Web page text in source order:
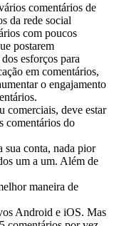
comentários de
da rede social
com poucos
postarem
esforços para
em comentários,
o engajamento
comerciais, deve estar
comentários do
sua conta, nada pior
um a um. Além de
maneira de
Android e iOS. Mas